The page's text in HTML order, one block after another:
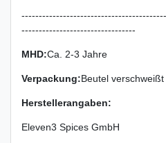
---------------------------------
MHD:Ca. 2-3 Jahre
Verpackung:Beutel verschweißt
Herstellerangaben:
Eleven3 Spices GmbH